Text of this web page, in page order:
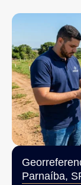
Parnaíba,